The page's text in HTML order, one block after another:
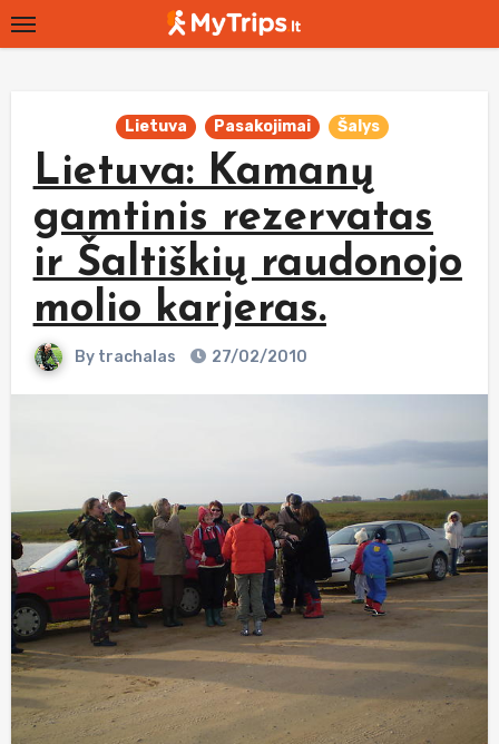
Skip
to
Lietuva Pasakojimai Šalys
Lietuva: Kamanų
gamtinis rezervatas
ir Šaltiškių raudonojo
molio karjeras.
By trachalas 27/02/2010